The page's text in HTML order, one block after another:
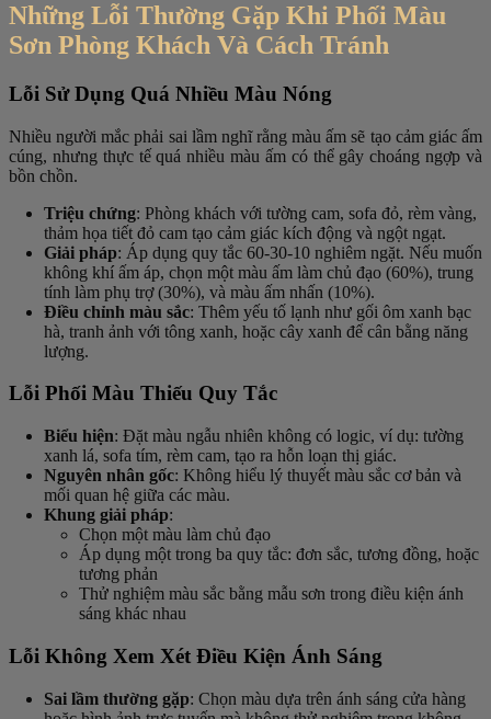
Những Lỗi Thường Gặp Khi Phối Màu
Sơn Phòng Khách Và Cách Tránh
Lỗi Sử Dụng Quá Nhiều Màu Nóng
Nhiều người mắc phải sai lầm nghĩ rằng màu ấm sẽ tạo cảm giác ấm
cúng, nhưng thực tế quá nhiều màu ấm có thể gây choáng ngợp và
bồn chồn.
Triệu chứng: Phòng khách với tường cam, sofa đỏ, rèm vàng,
thảm họa tiết đỏ cam tạo cảm giác kích động và ngột ngạt.
Giải pháp: Áp dụng quy tắc 60-30-10 nghiêm ngặt. Nếu muốn
không khí ấm áp, chọn một màu ấm làm chủ đạo (60%), trung
tính làm phụ trợ (30%), và màu ấm nhấn (10%).
Điều chỉnh màu sắc: Thêm yếu tố lạnh như gối ôm xanh bạc
hà, tranh ảnh với tông xanh, hoặc cây xanh để cân bằng năng
lượng.
Lỗi Phối Màu Thiếu Quy Tắc
Biểu hiện: Đặt màu ngẫu nhiên không có logic, ví dụ: tường
xanh lá, sofa tím, rèm cam, tạo ra hỗn loạn thị giác.
Nguyên nhân gốc: Không hiểu lý thuyết màu sắc cơ bản và
mối quan hệ giữa các màu.
Khung giải pháp:
Chọn một màu làm chủ đạo
Áp dụng một trong ba quy tắc: đơn sắc, tương đồng, hoặc
tương phản
Thử nghiệm màu sắc bằng mẫu sơn trong điều kiện ánh
sáng khác nhau
Lỗi Không Xem Xét Điều Kiện Ánh Sáng
Sai lầm thường gặp: Chọn màu dựa trên ánh sáng cửa hàng